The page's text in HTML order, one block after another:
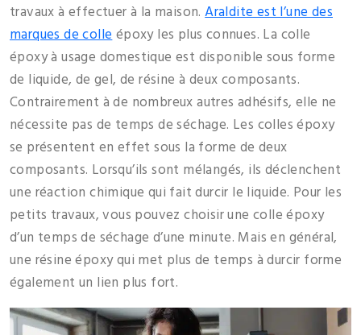
travaux à effectuer à la maison.Araldite est l’une des
marques de colleépoxy les plus connues. La colle
époxy à usage domestique est disponible sous forme
de liquide, de gel, de résine à deux composants.
Contrairement à de nombreux autres adhésifs, elle ne
nécessite pas de temps de séchage. Les colles époxy
se présentent en effet sous la forme de deux
composants. Lorsqu’ils sont mélangés, ils déclenchent
une réaction chimique qui fait durcir le liquide. Pour les
petits travaux, vous pouvez choisir une colle époxy
d’un temps de séchage d’une minute. Mais en général,
une résine époxy qui met plus de temps à durcir forme
également un lien plus fort.